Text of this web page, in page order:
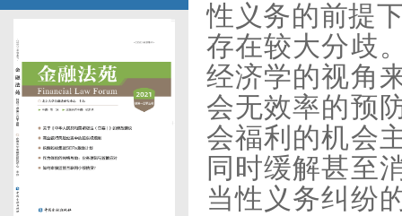
性义务的前提
存在较大分歧
经济学的视角
会无效率的预
会福利的机会
同时缓解甚至
当性义务纠纷